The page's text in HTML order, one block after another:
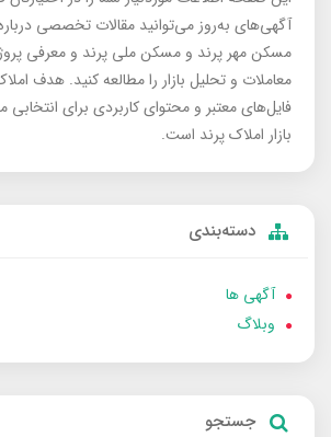
آگهی‌های به‌روز می‌توانید مقالات تخصصی
مسکن مهر پرند و مسکن ملی پرند و معرفی
معاملات و تحلیل بازار را مطالعه کنید. هدف
فایل‌های معتبر و محتوای کاربردی برای انتخابی
بازار املاک پرند است.
دسته‌بندی
آگهی ها
وبلاگ
جستجو